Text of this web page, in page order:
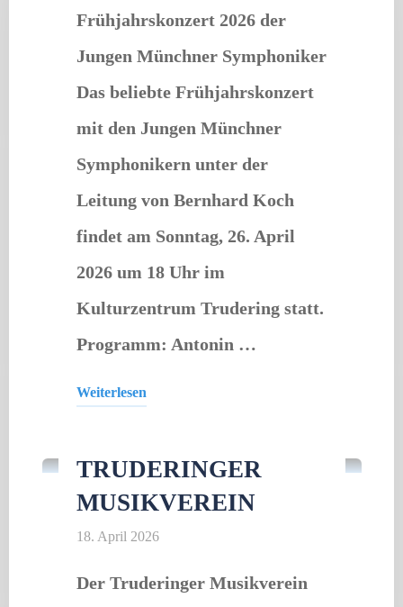
Frühjahrskonzert 2026 der
Jungen Münchner Symphoniker
Das beliebte Frühjahrskonzert
mit den Jungen Münchner
Symphonikern unter der
Leitung von Bernhard Koch
findet am Sonntag, 26. April
2026 um 18 Uhr im
Kulturzentrum Trudering statt.
Programm: Antonin …
Weiterlesen
TRUDERINGER
MUSIKVEREIN
18. April 2026
Der Truderinger Musikverein